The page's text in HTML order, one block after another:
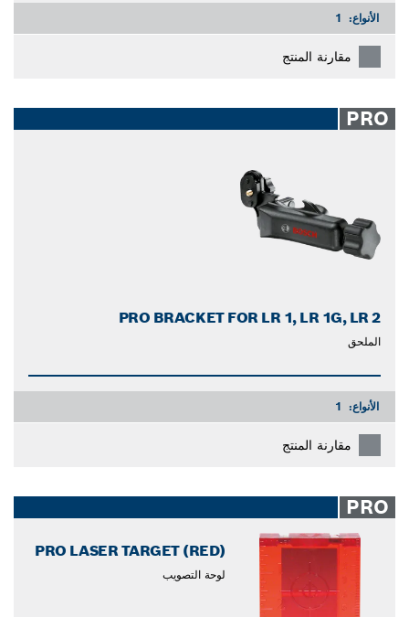
الأنواع: 1
مقارنة المنتج
PRO
PRO BRACKET FOR LR 1, LR 1G, LR 2
الملحق
الأنواع: 1
مقارنة المنتج
PRO
PRO LASER TARGET (RED)
لوحة التصويب